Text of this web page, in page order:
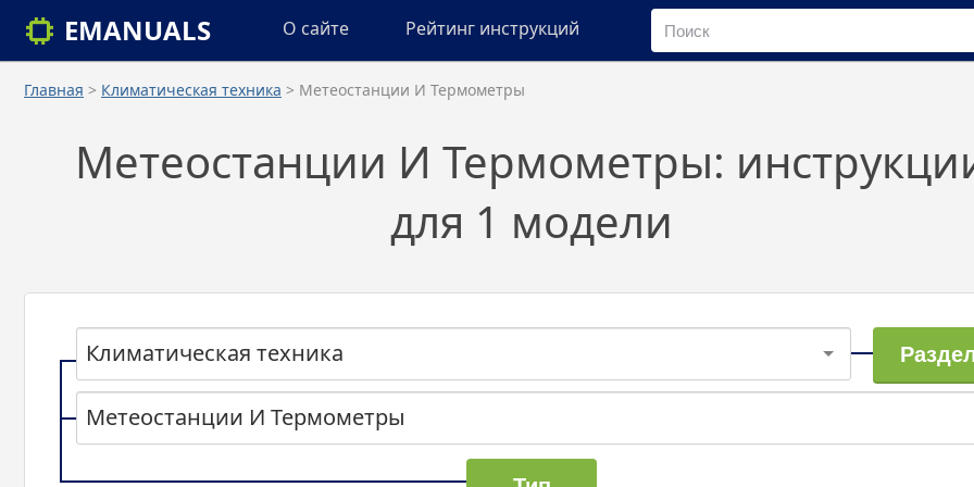
EMANUALS О сайте Рейтинг инструкций
Главная > Климатическая техника > Метеостанции И Термометры
Метеостанции И Термометры:
для 1 модели
Климатическая техника
Метеостанции И Термометры